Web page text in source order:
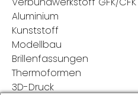
Aluminium
Kunststoff
Modellbau
Brillenfassungen
Thermoformen
3D-Druck